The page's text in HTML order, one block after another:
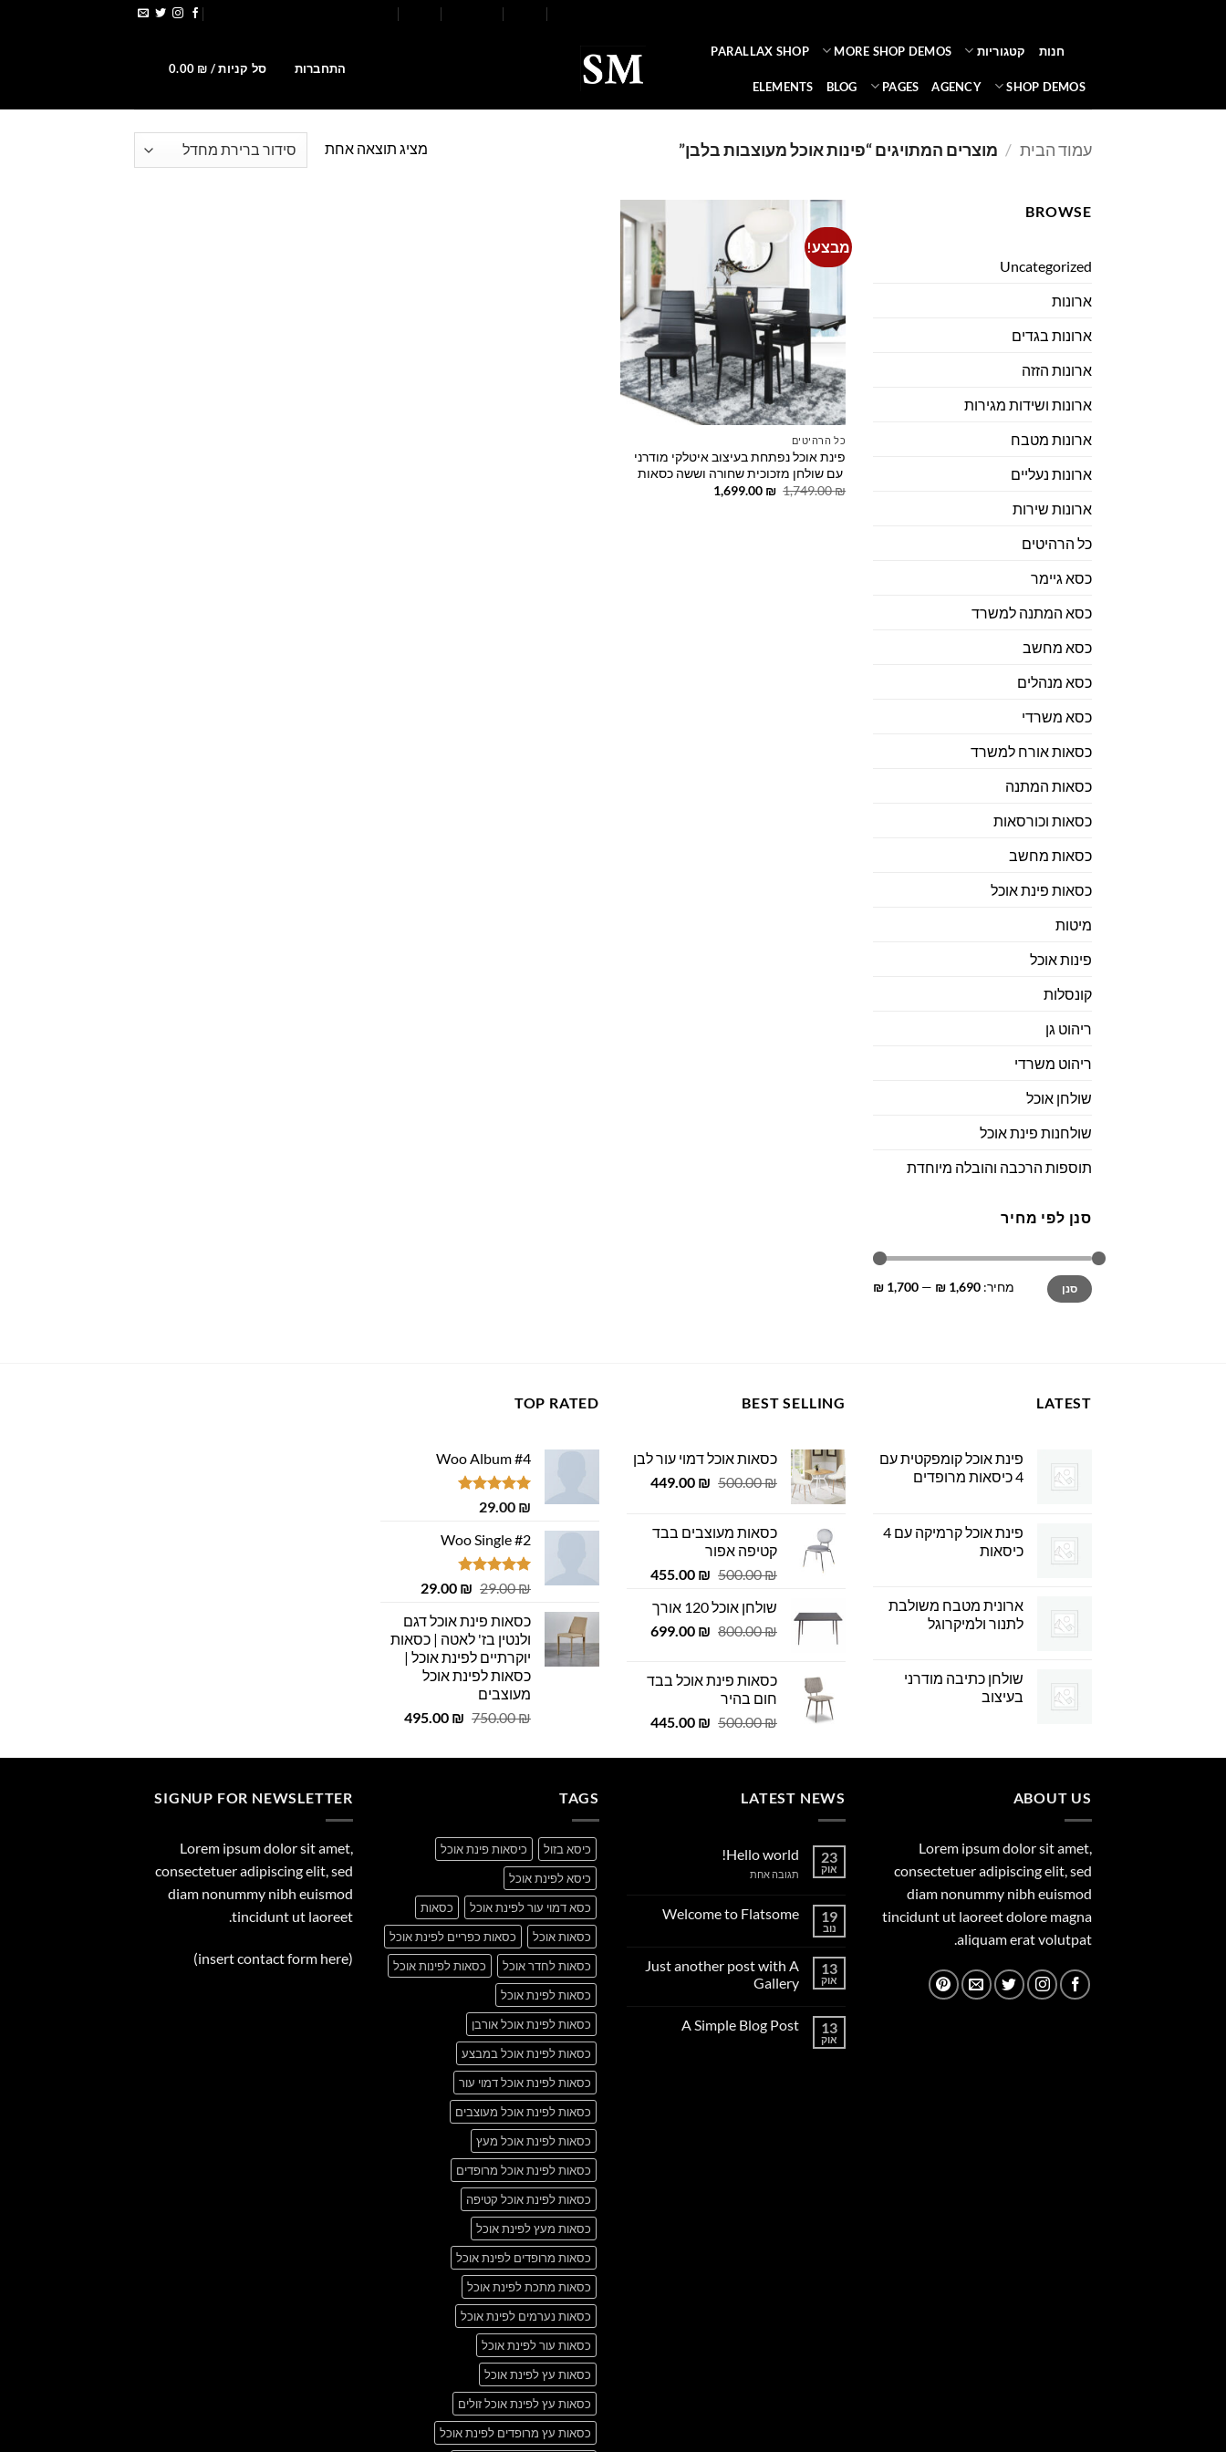
חנות קטגוריות MORE SHOP DEMOS
PARALLAX SHOP
SHOP DEMOS
AGENCY
PAGES
BLOG
ELEMENTS
התחברות סל קניות / 0.00 ₪
עמוד הבית / מוצרים המתויגים “פינות אוכל מעוצבות בלבן” מציג תוצאה אחת
BROWSE
Uncategorized
ארונות
ארונות בגדים
ארונות הזזה
ארונות ושידות מגירות
ארונות מטבח
ארונות נעליים
ארונות שירות
כל הרהיטים
כסא גיימר
כסא המתנה למשרד
כסא מחשב
כסא מנהלים
כסא משרדי
כסאות אורח למשרד
כסאות המתנה
כסאות וכורסאות
כסאות מחשב
כסאות פינת אוכל
מיטות
פינות אוכל
קונסלות
ריהוט גן
ריהוט משרדי
שולחן אוכל
שולחנות פינת אוכל
תוספות הרכבה והובלה מיוחדת
סנן לפי מחיר
מחיר
מינימלי
מחיר
מקסימלי
סנן מחיר: 1,690 ₪
—
1,700 ₪
מבצע!
Add to
wishlist
כל הרהיטים
פינת אוכל נפתחת בעיצוב איטלקי מודרני
עם שולחן מזכוכית שחורה וששה כסאות
1,749.00₪
המחיר
1,699.00 ₪
LATEST
פינת אוכל קומפקטית עם
4 כיסאות מרופדים
פינת אוכל קרמיקה עם 4
כיסאות
ארונית מטבח משולבת
לתנור ולמיקרוגל
שולחן כתיבה מודרני
בעיצוב
BEST SELLING
כסאות אוכל דמוי עור לבן
500.00₪
המחיר
500.00 ₪.
449.00 ₪
המחיר
כסאות מעוצבים בבד
קטיפה אפור
500.00₪
המחיר
היה:
500.00 ₪.
455.00 ₪
המחיר
455.00 ₪.
שולחן אוכל 120 אורך
800.00₪
המחיר
800.00 ₪.
699.00 ₪
המחיר
699.00 ₪.כסאות פינת אוכל בבד
חום בהיר
500.00₪
המחיר
היה:
445.00 ₪
המחיר
הוא:
TOP RATED
Woo Album #4
דורג5.00
29.00 ₪
Woo Single #2
דורג4.75
29.00₪
המחיר
היה:
29.00 ₪.
29.00 ₪
המחיר
הוא:
29.00 ₪.
כסאות פינת אוכל דגם
ולנטין בז' לאטה | כסאות
יוקרתיים לפינת אוכל |
כסאות לפינת אוכל
מעוצבים
750.00₪
המחיר
היה:
495.00 ₪
המחיר
הוא:
ABOUT US
Lorem ipsum dolor sit amet,
consectetuer adipiscing elit, sed
diam nonummy nibh euismod
tincidunt ut laoreet dolore magna
aliquam erat volutpat.
LATEST NEWS
23
אוק
Hello world!
תגובה אחתעל
19
נוב
Welcome to Flatsome
Welcome
to
Flatsome
13
אוק
Just another post with A
Gallery
על
13
אוק
A Simple Blog Post
TAGS
כיסא בזול
כיסאות פינת אוכל
כיסא לפינת אוכל
כסא דמוי עור לפינת אוכל
כסאות
כסאות אוכל
כסאות כפריים לפינת אוכל
כסאות לחדר אוכל
כסאות לפינות אוכל
כסאות לפינת אוכל
כסאות לפינת אוכל אורבן
כסאות לפינת אוכל במבצע
כסאות לפינת אוכל דמוי עור
כסאות לפינת אוכל מעוצבים
כסאות לפינת אוכל מעץ
כסאות לפינת אוכל מרופדים
כסאות לפינת אוכל קטיפה
כסאות מעץ לפינת אוכל
כסאות מרופדים לפינת אוכל
כסאות מתכת לפינת אוכל
כסאות נערמים לפינת אוכל
כסאות עור לפינת אוכל
כסאות עץ לפינת אוכל
כסאות עץ לפינת אוכל זולים
כסאות עץ מרופדים לפינת אוכל
SIGNUP FOR NEWSLETTER
Lorem ipsum dolor sit amet,
consectetuer adipiscing elit, sed
diam nonummy nibh euismod
tincidunt ut laoreet.
(insert contact form here)